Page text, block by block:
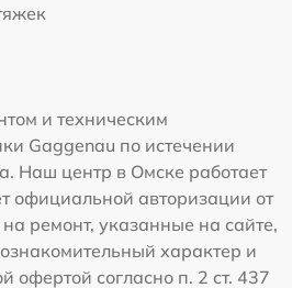
и техническим
Gaggenau по истечении
Наш центр в Омске работает
официальной авторизации от
ремонт, указанные на сайте,
характер и
офертой согласно п. 2 ст. 437